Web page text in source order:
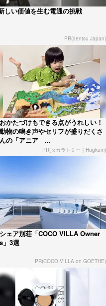
しい価値を生む電通の挑戦
PR(dentsu Japan)
おかたづけもできる点がうれしい！
動物の鳴き声やセリフが盛りだくさ
んの「アニア ...
PR(タカラトミー｜Hugkum)
シェア別荘「COCO VILLA Owner
s」3選
PR(COCO VILLA on GOETHE)